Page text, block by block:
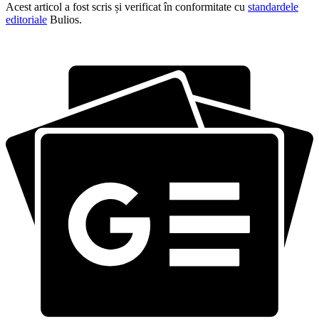
Acest articol a fost scris și verificat în conformitate cu standardele
editoriale Bulios.